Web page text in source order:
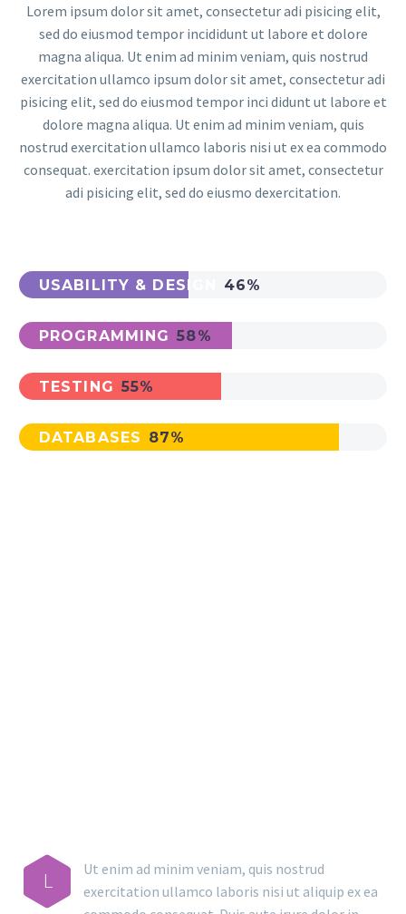
Lorem ipsum dolor sit amet, consectetur adi pisicing elit,
sed do eiusmod tempor incididunt ut labore et dolore
magna aliqua. Ut enim ad minim veniam, quis nostrud
exercitation ullamco ipsum dolor sit amet, consectetur adi
pisicing elit, sed do eiusmod tempor inci didunt ut labore et
dolore magna aliqua. Ut enim ad minim veniam, quis
nostrud exercitation ullamco laboris nisi ut ex ea commodo
consequat. exercitation ipsum dolor sit amet, consectetur
adi pisicing elit, sed do eiusmo dexercitation.
USABILITY & DESIGN 46%
PROGRAMMING 58%
TESTING 55%
DATABASES 87%
L
Ut enim ad minim veniam, quis nostrud
exercitation ullamco laboris nisi ut aliquip ex ea